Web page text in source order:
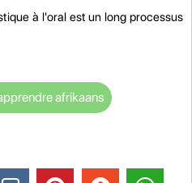
à l'oral est un long processus
afrikaans